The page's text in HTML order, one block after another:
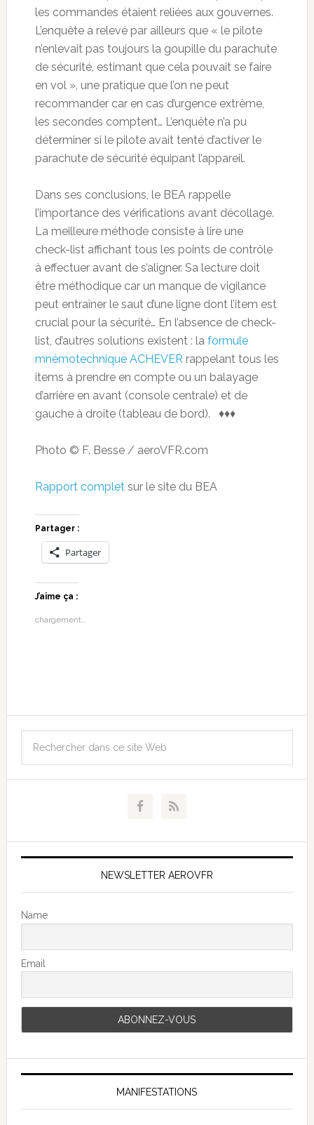
les commandes étaient reliées aux gouvernes.
L’enquête a relevé par ailleurs que « le pilote
n’enlevait pas toujours la goupille du parachute
de sécurité, estimant que cela pouvait se faire
en vol », une pratique que l’on ne peut
recommander car en cas d’urgence extrême,
les secondes comptent… L’enquête n’a pu
déterminer si le pilote avait tenté d’activer le
parachute de sécurité équipant l’appareil.
Dans ses conclusions, le BEA rappelle
l’importance des vérifications avant décollage.
La meilleure méthode consiste à lire une
check-list affichant tous les points de contrôle
à effectuer avant de s’aligner. Sa lecture doit
être méthodique car un manque de vigilance
peut entraîner le saut d’une ligne dont l’item est
crucial pour la sécurité… En l’absence de check-
list, d’autres solutions existent : la formule
mnémotechnique ACHEVER rappelant tous les
items à prendre en compte ou un balayage
d’arrière en avant (console centrale) et de
gauche à droite (tableau de bord). ♦♦♦
Photo © F. Besse / aeroVFR.com
Rapport completsur le site du BEA
Partager :
Partager
J’aime ça :
chargement…
NEWSLETTER AEROVFR
Name
Email
MANIFESTATIONS